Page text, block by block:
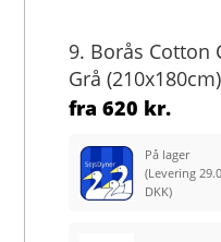
9. Borås Cotton
Grå (210x180cm)
fra620 kr.
På lager
(Levering
DKK)